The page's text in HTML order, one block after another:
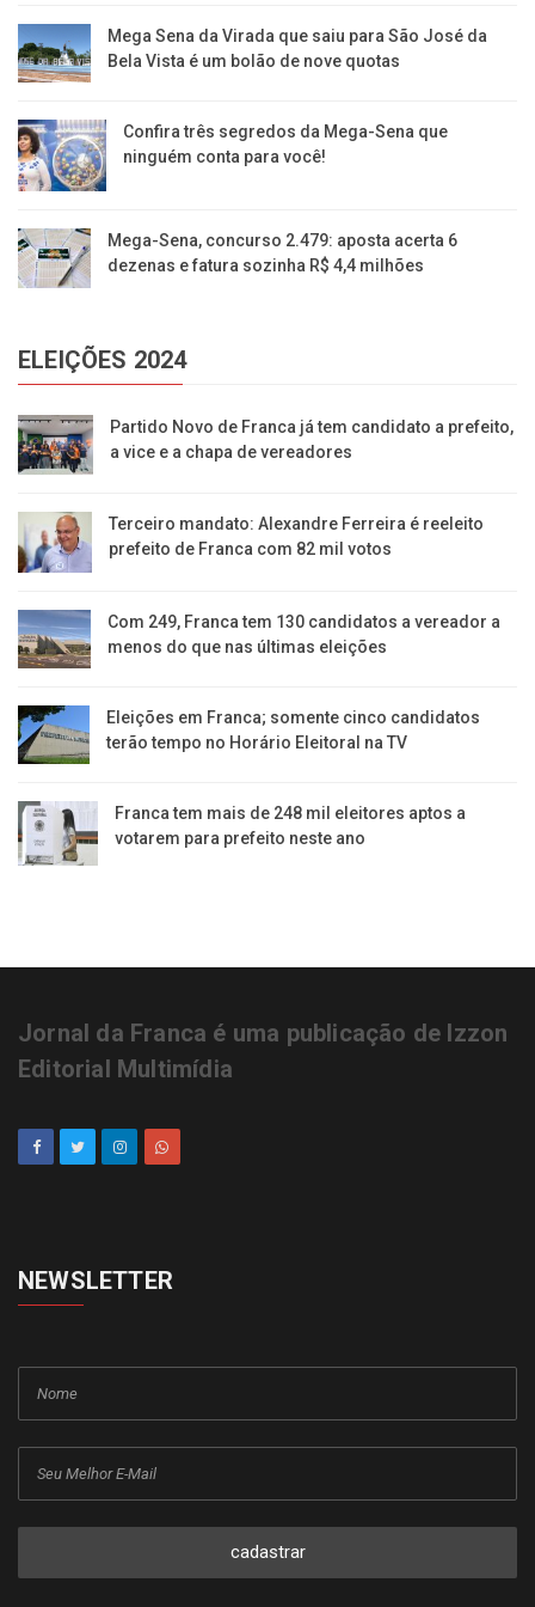
Mega Sena da Virada que saiu para São José da
Bela Vista é um bolão de nove quotas
Confira três segredos da Mega-Sena que
ninguém conta para você!
Mega-Sena, concurso 2.479: aposta acerta 6
dezenas e fatura sozinha R$ 4,4 milhões
ELEIÇÕES 2024
Partido Novo de Franca já tem candidato a prefeito,
a vice e a chapa de vereadores
Terceiro mandato: Alexandre Ferreira é reeleito
prefeito de Franca com 82 mil votos
Com 249, Franca tem 130 candidatos a vereador a
menos do que nas últimas eleições
Eleições em Franca; somente cinco candidatos
terão tempo no Horário Eleitoral na TV
Franca tem mais de 248 mil eleitores aptos a
votarem para prefeito neste ano
Jornal da Franca é uma publicação de Izzon
Editorial Multimídia
NEWSLETTER
cadastrar